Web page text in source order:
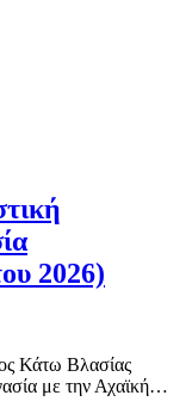
2026)
Κάτω Βλασίας
με την Αχαϊκή…